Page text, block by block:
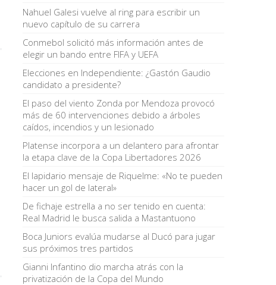
Nahuel Galesi vuelve al ring para escribir un
nuevo capítulo de su carrera
Conmebol solicitó más información antes de
elegir un bando entre FIFA y UEFA
Elecciones en Independiente: ¿Gastón Gaudio
candidato a presidente?
El paso del viento Zonda por Mendoza provocó
más de 60 intervenciones debido a árboles
caídos, incendios y un lesionado
Platense incorpora a un delantero para afrontar
la etapa clave de la Copa Libertadores 2026
El lapidario mensaje de Riquelme: «No te pueden
hacer un gol de lateral»
De fichaje estrella a no ser tenido en cuenta:
Real Madrid le busca salida a Mastantuono
Boca Juniors evalúa mudarse al Ducó para jugar
sus próximos tres partidos
Gianni Infantino dio marcha atrás con la
privatización de la Copa del Mundo